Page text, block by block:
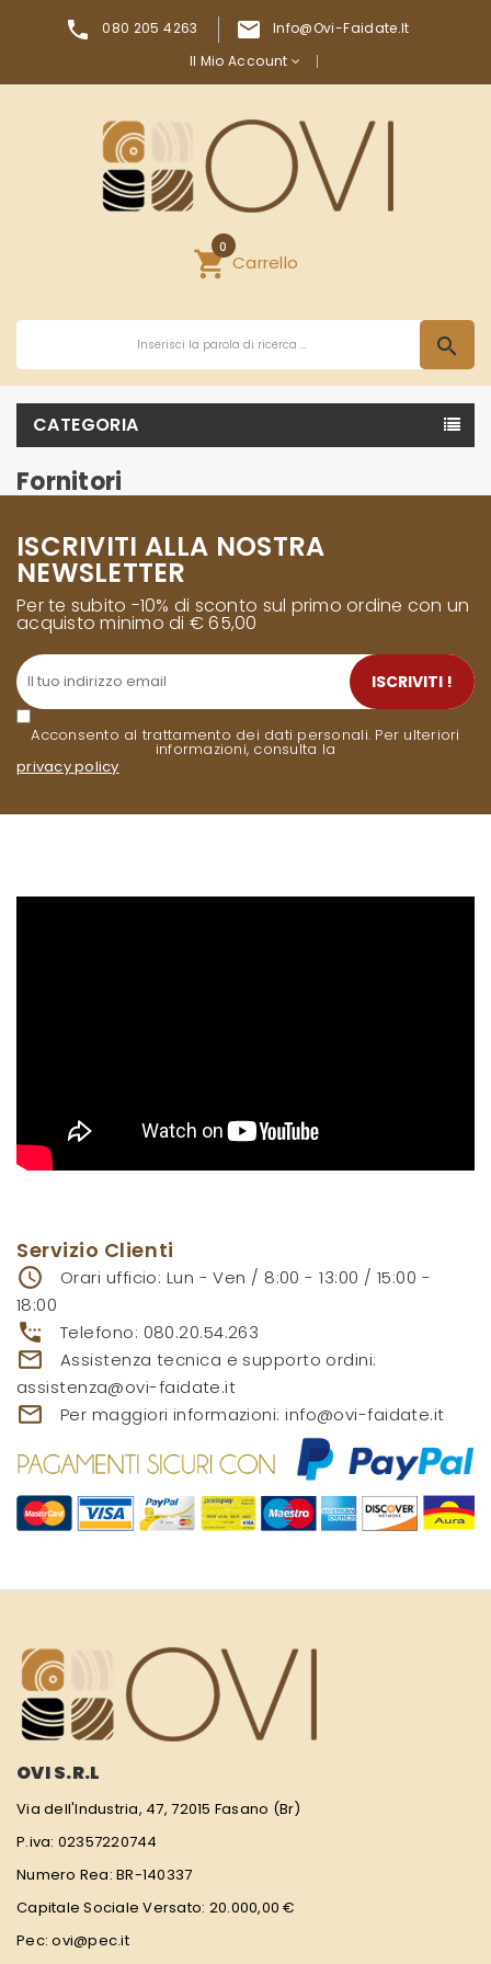
 080 205 4263 
Info@ovi-Faidate.it
Il Mio Account
shopping_cartCarrello
0
search
CATEGORIA
Fornitori
ISCRIVITI ALLA NOSTRA
NEWSLETTER
Per te subito -10% di sconto sul primo ordine con un
acquisto minimo di € 65,00
Acconsento al trattamento dei dati personali. Per ulteriori
informazioni, consulta la
privacy policy.
ISCRIVITI !
Servizio Clienti
access_time
Orari ufficio: Lun - Ven / 8:00 - 13:00 / 15:00 -
18:00
settings_phone Telefono: 080.20.54.263
mail_outline
Assistenza tecnica e supporto ordini:
assistenza@ovi-faidate.it
mail_outline Per maggiori informazioni:info@ovi-faidate.it
OVI S.R.L
Via dell'Industria, 47, 72015 Fasano (Br)
P.iva: 02357220744
Numero Rea: BR-140337
Capitale Sociale Versato: 20.000,00 €
Pec: ovi@pec.it